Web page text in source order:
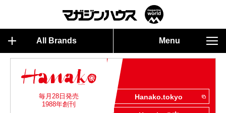
All Brands Menu
毎月28日発売
1988年創刊
Hanako.tokyo